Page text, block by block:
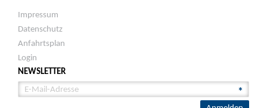
Impressum
Datenschutz
Anfahrtsplan
Login
NEWSLETTER